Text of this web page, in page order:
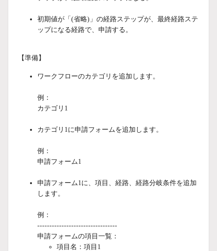
初期値が「(省略)」の経路ステップが、最終経路ステ
ップになる経路で、申請する。
【準備】
ワークフローのカテゴリを追加します。
例：
カテゴリ1
カテゴリ1に申請フォームを追加します。
例：
申請フォーム1
申請フォーム1に、項目、経路、経路分岐条件を追加
します。
例：
---------------------------------
申請フォームの項目一覧：
項目名：項目1